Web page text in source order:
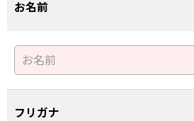
お名前
フリガナ